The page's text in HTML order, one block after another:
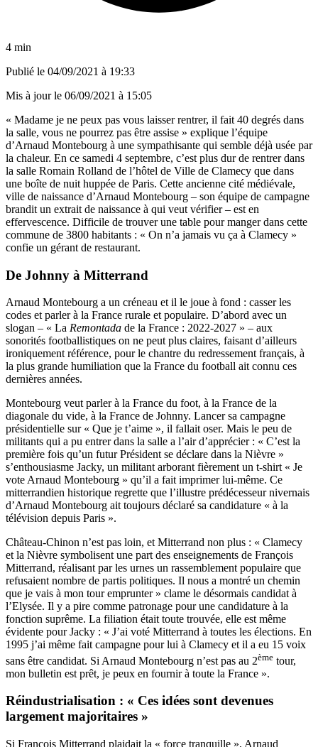
4 min
Publié le 04/09/2021 à 19:33
Mis à jour le 06/09/2021 à 15:05
« Madame je ne peux pas vous laisser rentrer, il fait 40 degrés dans
la salle, vous ne pourrez pas être assise » explique l’équipe
d’Arnaud Montebourg à une sympathisante qui semble déjà usée par
la chaleur. En ce samedi 4 septembre, c’est plus dur de rentrer dans
la salle Romain Rolland de l’hôtel de Ville de Clamecy que dans
une boîte de nuit huppée de Paris. Cette ancienne cité médiévale,
ville de naissance d’Arnaud Montebourg – son équipe de campagne
brandit un extrait de naissance à qui veut vérifier – est en
effervescence. Difficile de trouver une table pour manger dans cette
commune de 3800 habitants : « On n’a jamais vu ça à Clamecy »
confie un gérant de restaurant.
De Johnny à Mitterrand
Arnaud Montebourg a un créneau et il le joue à fond : casser les
codes et parler à la France rurale et populaire. D’abord avec un
slogan – « La Remontada de la France : 2022-2027 » – aux
sonorités footballistiques on ne peut plus claires, faisant d’ailleurs
ironiquement référence, pour le chantre du redressement français, à
la plus grande humiliation que la France du football ait connu ces
dernières années.
Montebourg veut parler à la France du foot, à la France de la
diagonale du vide, à la France de Johnny. Lancer sa campagne
présidentielle sur « Que je t’aime », il fallait oser. Mais le peu de
militants qui a pu entrer dans la salle a l’air d’apprécier : « C’est la
première fois qu’un futur Président se déclare dans la Nièvre »
s’enthousiasme Jacky, un militant arborant fièrement un t-shirt « Je
vote Arnaud Montebourg » qu’il a fait imprimer lui-même. Ce
mitterrandien historique regrette que l’illustre prédécesseur nivernais
d’Arnaud Montebourg ait toujours déclaré sa candidature « à la
télévision depuis Paris ».
Château-Chinon n’est pas loin, et Mitterrand non plus : « Clamecy
et la Nièvre symbolisent une part des enseignements de François
Mitterrand, réalisant par les urnes un rassemblement populaire que
refusaient nombre de partis politiques. Il nous a montré un chemin
que je vais à mon tour emprunter » clame le désormais candidat à
l’Elysée. Il y a pire comme patronage pour une candidature à la
fonction suprême. La filiation était toute trouvée, elle est même
évidente pour Jacky : « J’ai voté Mitterrand à toutes les élections. En
1995 j’ai même fait campagne pour lui à Clamecy et il a eu 15 voix
sans être candidat. Si Arnaud Montebourg n’est pas au 2ème tour,
mon bulletin est prêt, je peux en fournir à toute la France ».
Réindustrialisation : « Ces idées sont devenues
largement majoritaires »
Si François Mitterrand plaidait la « force tranquille », Arnaud